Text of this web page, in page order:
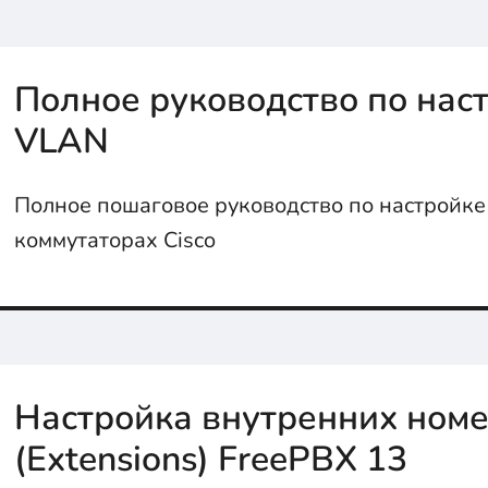
Полное руководство по
VLAN
Полное пошаговое руководство по
коммутаторах Cisco
Настройка внутренних
(Extensions) FreePBX 13